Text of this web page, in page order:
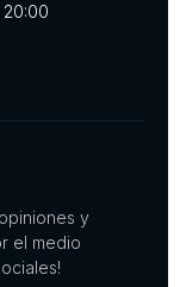
20:00
y
el medio